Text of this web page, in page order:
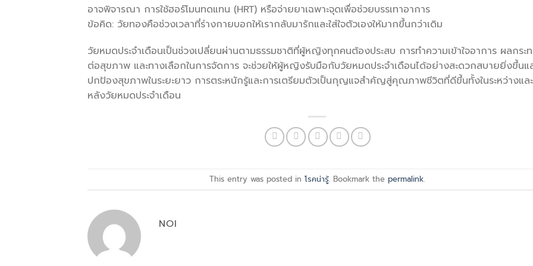
อาจพิจารณา การใช้ฮอร์โมนทดแทน (HRT) หรือจ่ายยาเฉพาะจุดเพื่อช่วยบรรเทาอาการ
ข้อคิด: วัยทองคือช่วงเวลาที่ร่างกายบอกให้เรากลับมารักและใส่ใจตัวเองให้มากขึ้นกว่าเดิม
วัยหมดประจำเดือนเป็นช่วงเปลี่ยนผ่านตามธรรมชาติที่ผู้หญิงทุกคนต้องประสบ การทำความเข้าใจอาการ ผลกระ
ต่อสุขภาพ และทางเลือกในการจัดการ จะช่วยให้ผู้หญิงรับมือกับวัยหมดประจำเดือนได้อย่างสะดวกสบายยิ่งขึ้นแ
ปกป้องสุขภาพในระยะยาว การตระหนักรู้และการเตรียมตัวเป็นกุญแจสำคัญสู่คุณภาพชีวิตที่ดีขึ้นทั้งในระหว่างและ
หลังวัยหมดประจำเดือน
This entry was posted inโรคน่ารู้. Bookmark thepermalink.
NOI